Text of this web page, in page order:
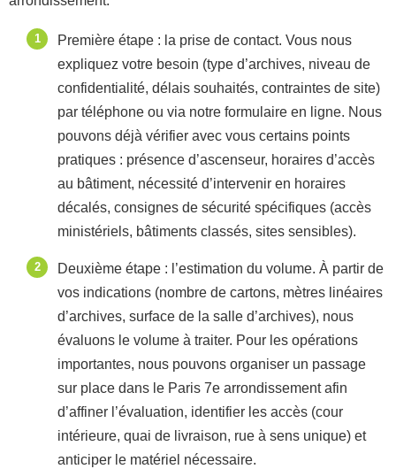
Première étape : la prise de contact. Vous nous
expliquez votre besoin (type d’archives, niveau de
confidentialité, délais souhaités, contraintes de site)
par téléphone ou via notre formulaire en ligne. Nous
pouvons déjà vérifier avec vous certains points
pratiques : présence d’ascenseur, horaires d’accès
au bâtiment, nécessité d’intervenir en horaires
décalés, consignes de sécurité spécifiques (accès
ministériels, bâtiments classés, sites sensibles).
Deuxième étape : l’estimation du volume. À partir de
vos indications (nombre de cartons, mètres linéaires
d’archives, surface de la salle d’archives), nous
évaluons le volume à traiter. Pour les opérations
importantes, nous pouvons organiser un passage
sur place dans le Paris 7e arrondissement afin
d’affiner l’évaluation, identifier les accès (cour
intérieure, quai de livraison, rue à sens unique) et
anticiper le matériel nécessaire.